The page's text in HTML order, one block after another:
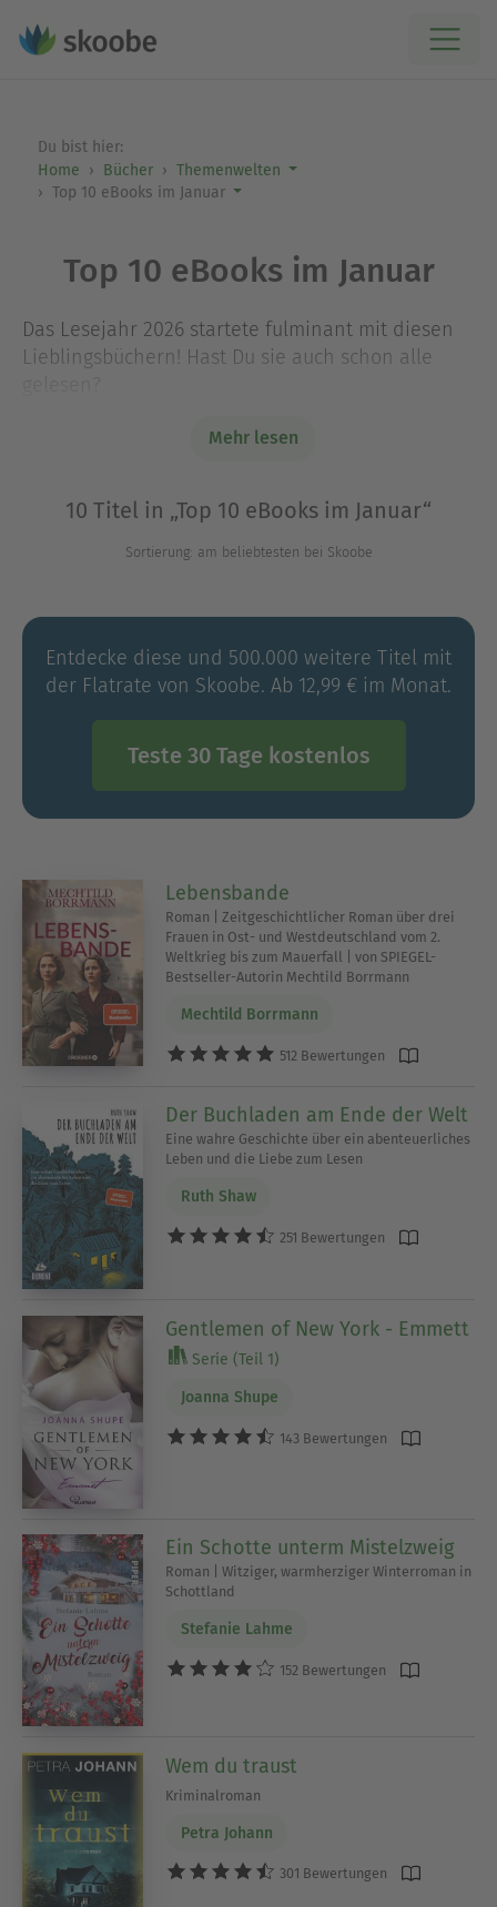
Du bist hier:
Home
Bücher
Themenwelten
Top 10 eBooks im Januar
Top 10 eBooks im Januar
Das Lesejahr 2026 startete fulminant mit diesen
Lieblingsbüchern! Hast Du sie auch schon alle
Mehr lesen
Ausblenden
10 Titel in „Top 10 eBooks im Januar“
Sortierung: am beliebtesten bei Skoobe
Entdecke diese und 500.000 weitere Titel mit
der Flatrate von Skoobe. Ab 12,99 € im Monat.
Teste 30 Tage kostenlos
Lebensbande
Roman | Zeitgeschichtlicher Roman über drei
Frauen in Ost- und Westdeutschland vom 2.
Weltkrieg bis zum Mauerfall | von SPIEGEL-
Bestseller-Autorin Mechtild Borrmann
Mechtild Borrmann
512 Bewertungen
Der Buchladen am Ende der Welt
Eine wahre Geschichte über ein abenteuerliches
Leben und die Liebe zum Lesen
Ruth Shaw
251 Bewertungen
Gentlemen of New York - Emmett
Serie (Teil 1)
Joanna Shupe
143 Bewertungen
Ein Schotte unterm Mistelzweig
Roman | Witziger, warmherziger Winterroman in
Schottland
Stefanie Lahme
152 Bewertungen
Wem du traust
Kriminalroman
Petra Johann
301 Bewertungen